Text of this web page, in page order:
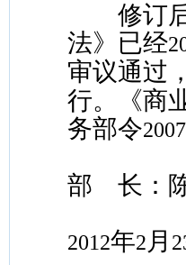
修订后
法》已经
审议通过
行。《商
务部令2007
部 长：
2012年2 月